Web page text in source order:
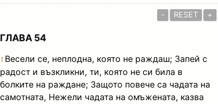
- RESET +
ГЛАВА 54
1 Весели се, неплодна, която не раждаш; Запей с
радост и възкликни, ти, която не си била в
болките на раждане; Защото повече са чадата на
самотната, Нежели чадата на омъжената, казва